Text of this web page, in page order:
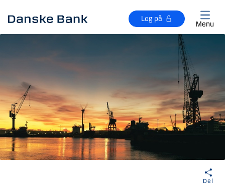
Log på
Menu
Del